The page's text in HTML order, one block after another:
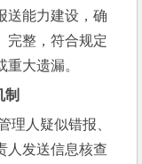
送能力建设，确
完整，符合规定
大遗漏。
制
理人疑似错报、
人发送信息核查